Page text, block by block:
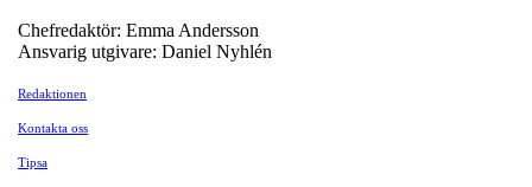
Chefredaktör: Emma Andersson
Ansvarig utgivare: Daniel Nyhlén
Redaktionen
Kontakta oss
Tipsa